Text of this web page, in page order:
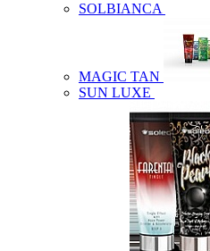
SOLBIANCA
MAGIC TAN
SUN LUXE